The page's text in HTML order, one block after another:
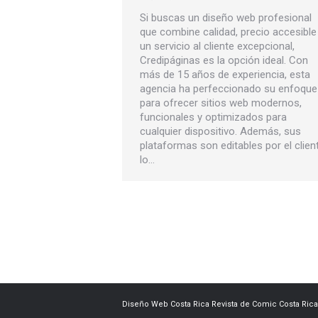
Si buscas un diseño web profesional
que combine calidad, precio
un servicio al cliente excepcional,
Credipáginas es la opción ideal. Con
más de 15 años de experiencia, esta
agencia ha perfeccionado su enfoque
para ofrecer sitios web modernos,
funcionales y optimizados para
cualquier dispositivo. Además, sus
plataformas son editables por el
lo…
Diseño Web Costa Rica Revista de Comic Costa Rica